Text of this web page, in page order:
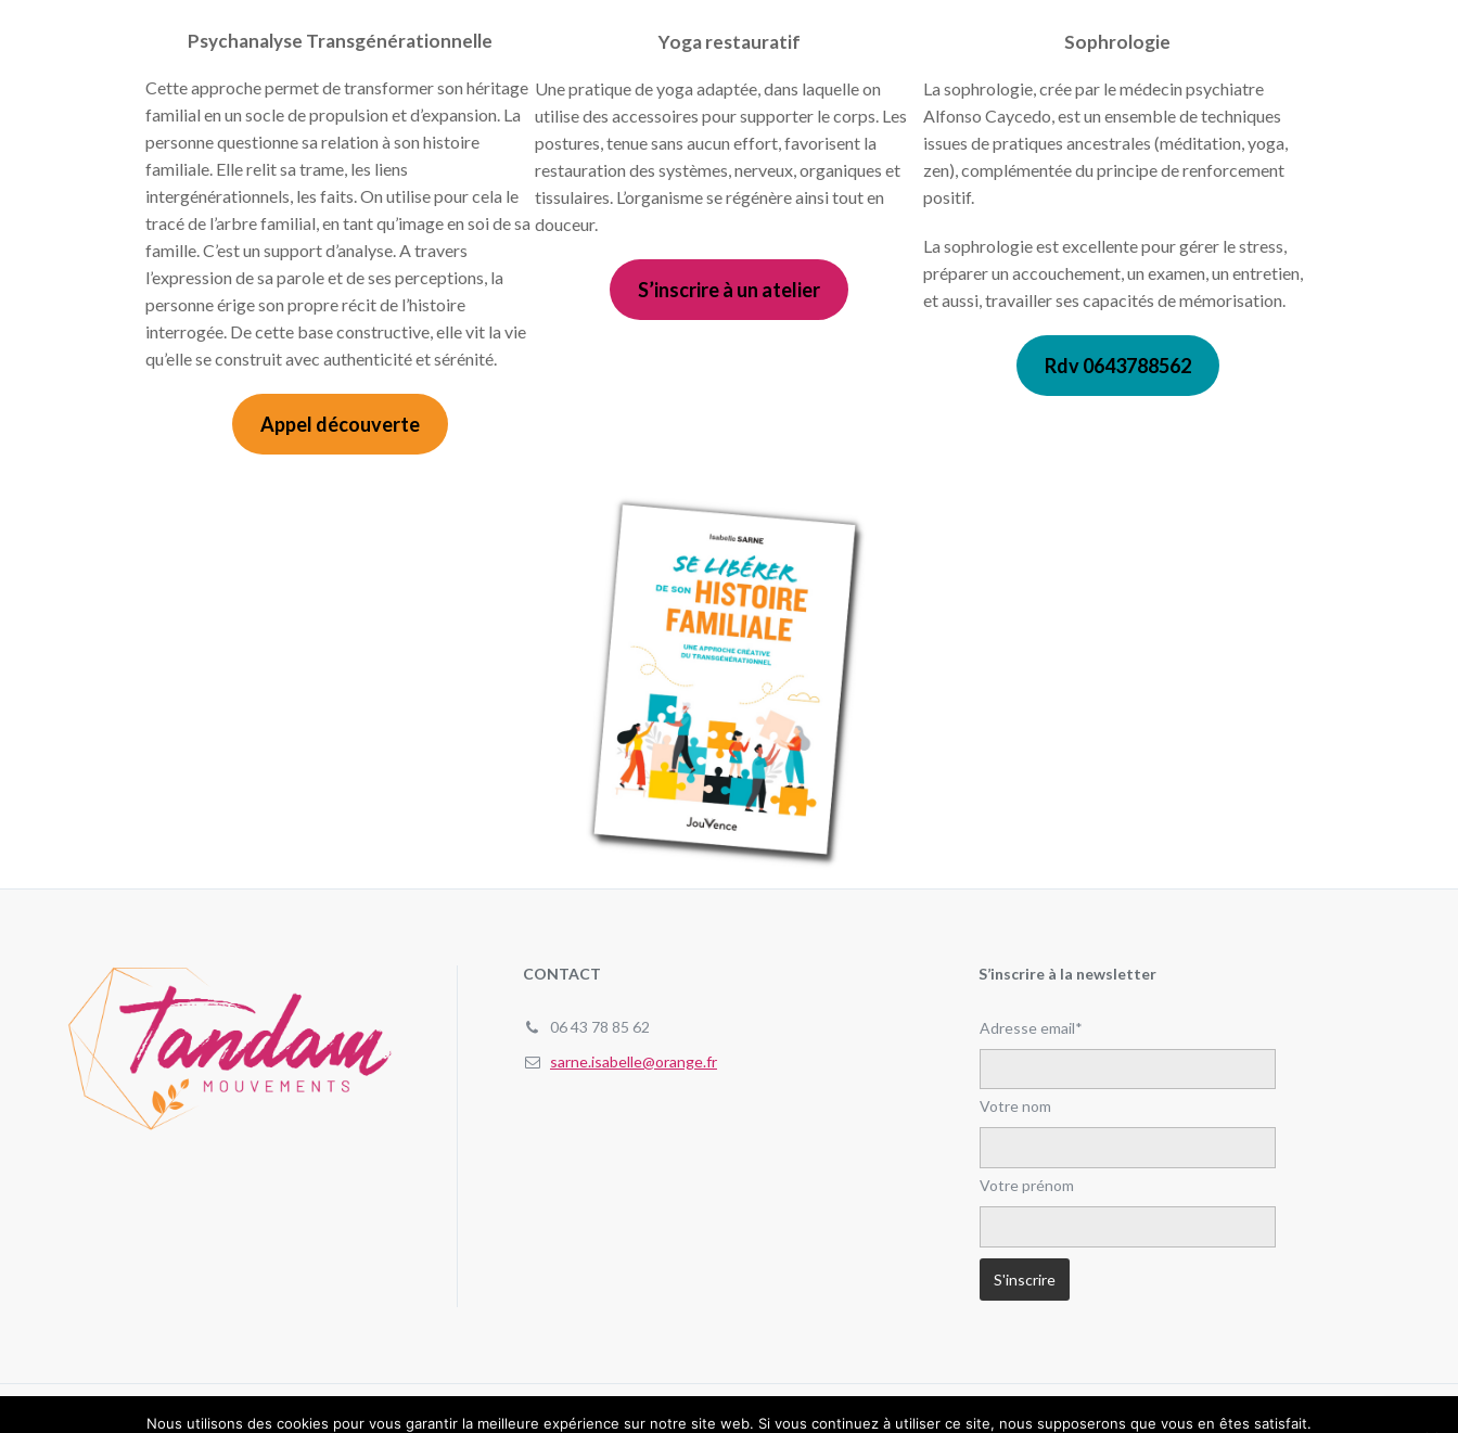
Psychanalyse Transgénérationnelle
Cette approche permet de transformer son héritage
familial en un socle de propulsion et d’expansion. La
personne questionne sa relation à son histoire
familiale. Elle relit sa trame, les liens
intergénérationnels, les faits. On utilise pour cela le
tracé de l’arbre familial, en tant qu’image en soi de sa
famille. C’est un support d’analyse. A travers
l’expression de sa parole et de ses perceptions, la
personne érige son propre récit de l’histoire
interrogée. De cette base constructive, elle vit la vie
qu’elle se construit avec authenticité et sérénité.
Appel découverte
Yoga restauratif
Une pratique de yoga adaptée, dans laquelle on
utilise des accessoires pour supporter le corps. Les
postures, tenue sans aucun effort, favorisent la
restauration des systèmes, nerveux, organiques et
tissulaires. L’organisme se régénère ainsi tout en
douceur.
S’inscrire à un atelier
Sophrologie
La sophrologie, crée par le médecin psychiatre
Alfonso Caycedo, est un ensemble de techniques
issues de pratiques ancestrales (méditation, yoga,
zen), complémentée du principe de renforcement
positif.
La sophrologie est excellente pour gérer le stress,
préparer un accouchement, un examen, un entretien,
et aussi, travailler ses capacités de mémorisation.
Rdv 0643788562
CONTACT
06 43 78 85 62
sarne.isabelle@orange.fr
S’inscrire à la newsletter
Adresse email*
Votre nom
Votre prénom
Nous utilisons des cookies pour vous garantir la meilleure expérience sur notre site web. Si vous continuez à utiliser ce site, nous supposerons que vous en êtes satisfait.